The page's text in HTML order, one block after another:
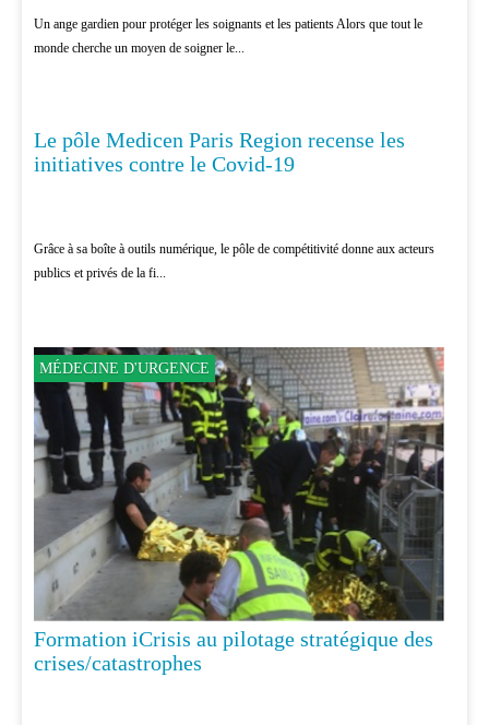
Un ange gardien pour protéger les soignants et les patients Alors que tout le
monde cherche un moyen de soigner le...
MÉDECINE
Le pôle Medicen Paris Region recense les
initiatives contre le Covid-19
Grâce à sa boîte à outils numérique, le pôle de compétitivité donne aux acteurs
publics et privés de la fi...
MÉDECINE D'URGENCE
Formation iCrisis au pilotage stratégique des
crises/catastrophes